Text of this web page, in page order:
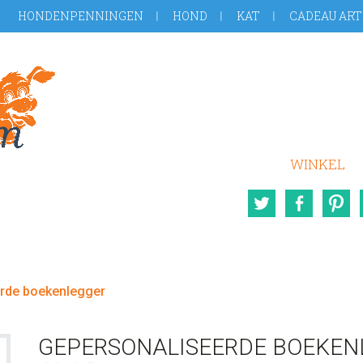
HONDENPENNINGEN HOND KAT CADEAU
WINKEL
Twitter
boekenlegger
GEPERSONALISEERDE